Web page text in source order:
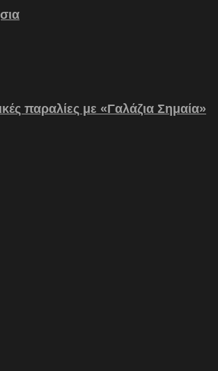
παραλίες με «Γαλάζια Σημαία»